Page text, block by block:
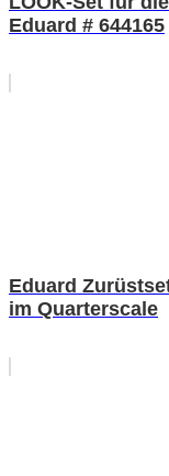
Eduard # 644165
Eduard
im Quarterscale